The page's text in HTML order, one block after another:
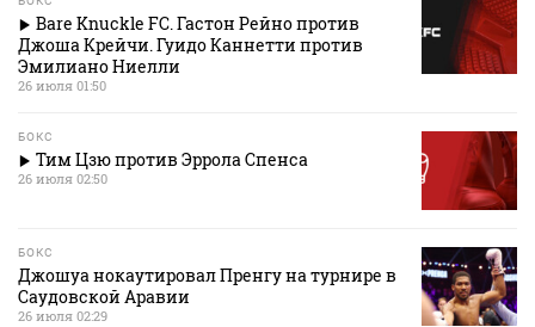
Bare Knuckle FC. Гастон Рейно против
Джоша Крейчи. Гуидо Каннетти против
Эмилиано Ниелли
26 июля 01:50
БОКС
Тим Цзю против Эррола Спенса
26 июля 02:50
БОКС
Джошуа нокаутировал Пренгу на турнире в
Саудовской Аравии
26 июля 02:29